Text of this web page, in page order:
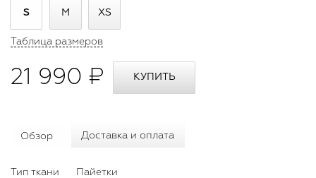
S M XS
Таблица размеров
21 990 ₽
Обзор Доставка и оплата
Тип ткани Пайетки